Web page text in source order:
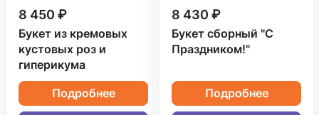
8 450 ₽
Букет из кремовых
кустовых роз и
гиперикума
Подробнее
8 430 ₽
Букет сборный "С
Праздником!"
Подробнее